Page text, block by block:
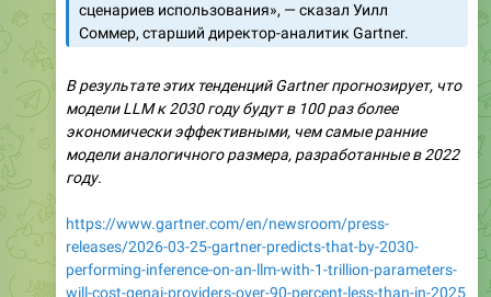
сценариев использования», — сказал Уилл
Соммер, старший директор-аналитик Gartner.
В результате этих тенденций Gartner прогнозирует, что
модели LLM к 2030 году будут в 100 раз более
экономически эффективными, чем самые ранние
модели аналогичного размера, разработанные в 2022
году.
https://www.gartner.com/en/newsroom/press-
releases/2026-03-25-gartner-predicts-that-by-2030-
performing-inference-on-an-llm-with-1-trillion-parameters-
will-cost-genai-providers-over-90-percent-less-than-in-2025